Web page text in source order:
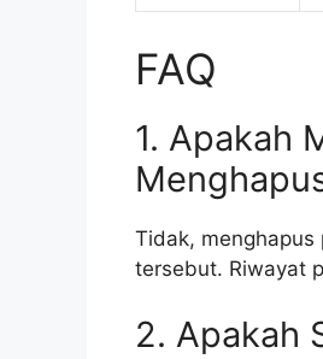
FAQ
1. Apakah
Tidak, menghapus
tersebut. Riwayat
2. Apakah